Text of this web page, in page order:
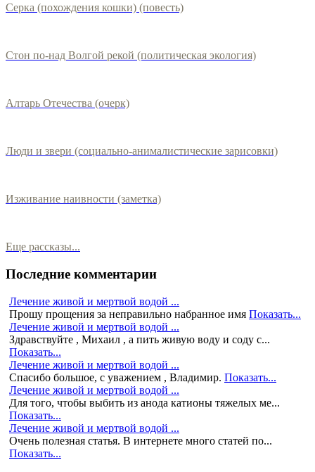
Серка (похождения кошки) (повесть)
Стон по-над Волгой рекой (политическая экология)
Алтарь Отечества (очерк)
Люди и звери (социально-анималистические зарисовки)
Изживание наивности (заметка)
Еще рассказы...
Последние комментарии
Лечение живой и мертвой водой ...
Прошу прощения за неправильно набранное имя Показать...
Лечение живой и мертвой водой ...
Здравствуйте , Михаил , а пить живую воду и соду с...
Показать...
Лечение живой и мертвой водой ...
Спасибо большое, с уважением , Владимир. Показать...
Лечение живой и мертвой водой ...
Для того, чтобы выбить из анода катионы тяжелых ме...
Показать...
Лечение живой и мертвой водой ...
Очень полезная статья. В интернете много статей по...
Показать...